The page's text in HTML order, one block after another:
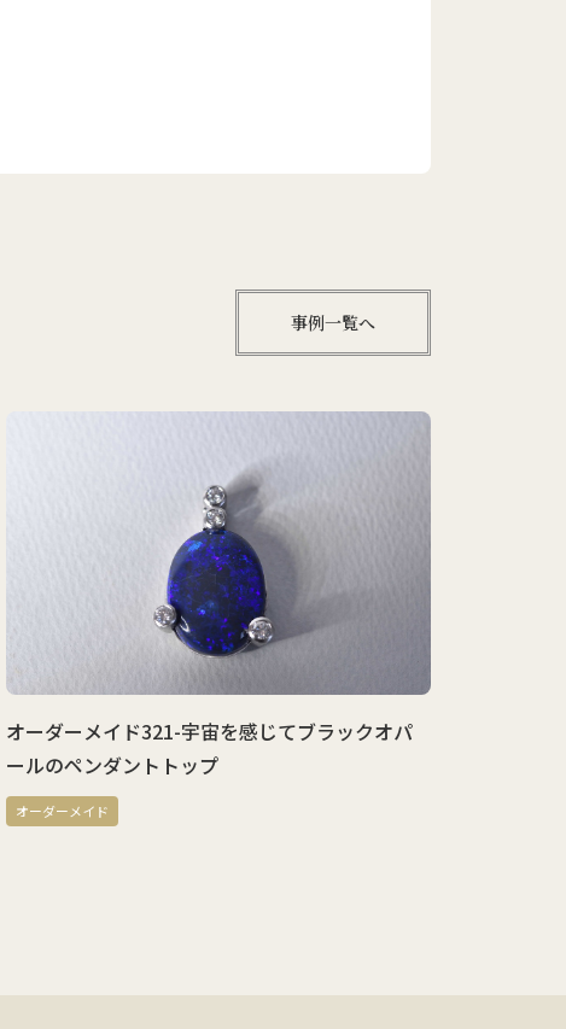
オーダーメイド321-宇宙を感じてブラックオパ
ールのペンダントトップ
オーダーメイド
事例一覧へ